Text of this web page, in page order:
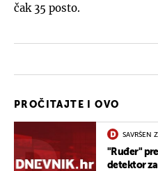
čak 35 posto.
PROČITAJTE I OVO
SAVRŠEN
"Ruđer"
detektor